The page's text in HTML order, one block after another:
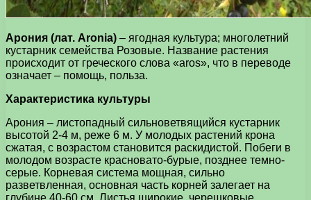
Арония (лат. Aronia) – ягодная культура; многолетний
кустарник семейства Розовые. Название растения
происходит от греческого слова «aros», что в переводе
означает – помощь, польза.
Характеристика культуры
Арония – листопадный сильноветвящийся кустарник
высотой 2-4 м, реже 6 м. У молодых растений крона
сжатая, с возрастом становится раскидистой. Побеги в
молодом возрасте красновато-бурые, позднее темно-
серые. Корневая система мощная, сильно
разветвленная, основная часть корней залегает на
глубине 40-60 см. Листья широкие, черешковые,